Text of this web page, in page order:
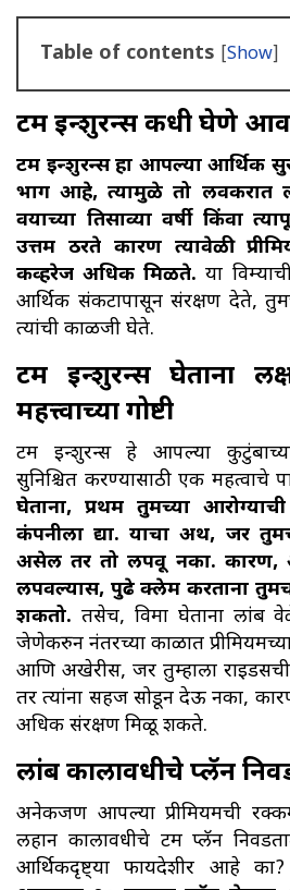
Table of contents [Show]
टर्म इन्शुरन्स कधी घेणे
टर्म इन्शुरन्स हा आपल्या आर्थिक
भाग आहे, त्यामुळे तो लवकरात
वयाच्या तिसाव्या वर्षी किंवा
उत्तम ठरते कारण त्यावेळी
कव्हरेज अधिक मिळते.या
आर्थिक संकटापासून संरक्षण देते,
त्यांची काळजी घेते.
टर्म इन्शुरन्स घेताना
महत्त्वाच्या गोष्टी
टर्म इन्शुरन्स हे आपल्या
सुनिश्चित करण्यासाठी एक
घेताना, प्रथम तुमच्या
कंपनीला द्या. याचा अर्थ, जर
असेल तर तो लपवू नका. कारण,
लपवल्यास, पुढे क्लेम करताना
शकतो. तसेच, विमा घेताना लांब
जेणेकरुन नंतरच्या काळात
आणि अखेरीस, जर तुम्हाला
तर त्यांना सहज सोडून देऊ नका,
अधिक संरक्षण मिळू शकते.
लांब कालावधीचे प्लॅन
अनेकजण आपल्या प्रीमियमची
लहान कालावधीचे टर्म प्लॅन
आर्थिकदृष्ट्या फायदेशीर आहे का?